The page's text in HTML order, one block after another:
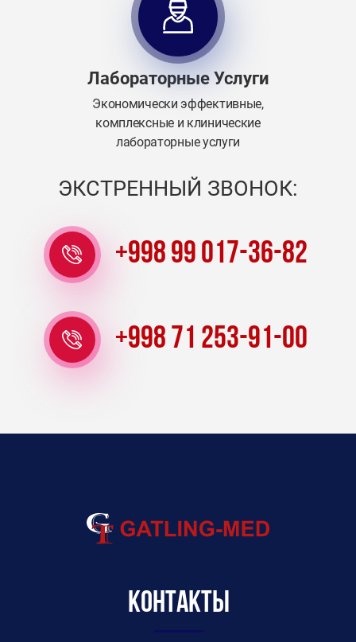
Лабораторные Услуги
Экономически эффективные,
комплексные и клинические
лабораторные услуги
ЭКСТРЕННЫЙ ЗВОНОК:
+998 99 017-36-82
+998 71 253-91-00
Контакты